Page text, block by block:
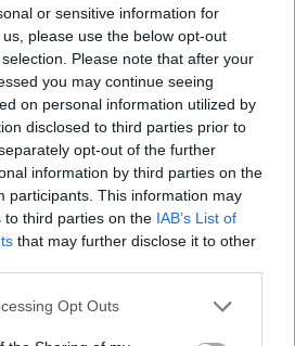
or sensitive information for
please use the below opt-out
Please note that after your
you may continue seeing
on personal information utilized by
disclosed to third parties prior to
opt-out of the further
information by third parties on the
participants. This information may
to third parties on the IAB’s List of
that may further disclose it to other
app uses one or more Google
Opt Outs
από reCAPTCHA, ισχύουν
Χρήσηςτης Google.
Lifestyle
ΠΑΡΑΣΤΑΣΗ
στοGoogle Newsκαι
όλη την ειδησεογραφία και τα